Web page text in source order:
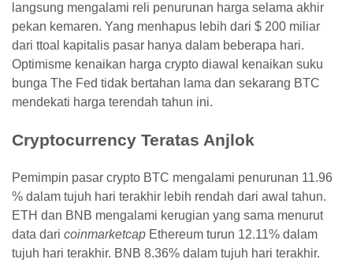
langsung mengalami reli penurunan harga selama akhir
pekan kemaren. Yang menhapus lebih dari $ 200 miliar
dari ttoal kapitalis pasar hanya dalam beberapa hari.
Optimisme kenaikan harga crypto diawal kenaikan suku
bunga The Fed tidak bertahan lama dan sekarang BTC
mendekati harga terendah tahun ini.
Cryptocurrency Teratas Anjlok
Pemimpin pasar crypto BTC mengalami penurunan 11.96
% dalam tujuh hari terakhir lebih rendah dari awal tahun.
ETH dan BNB mengalami kerugian yang sama menurut
data dari coinmarketcap Ethereum turun 12.11% dalam
tujuh hari terakhir. BNB 8.36% dalam tujuh hari terakhir.